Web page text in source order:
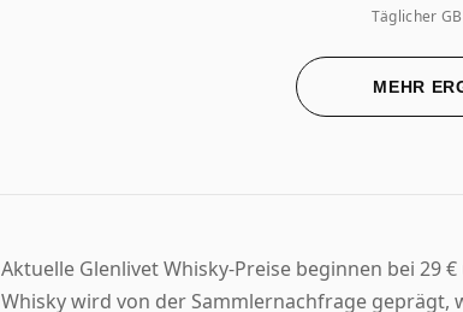
MEHR
Täglicher
Aktuelle Glenlivet Whisky-Preise beginnen bei 29
Whisky wird von der Sammlernachfrage geprägt,